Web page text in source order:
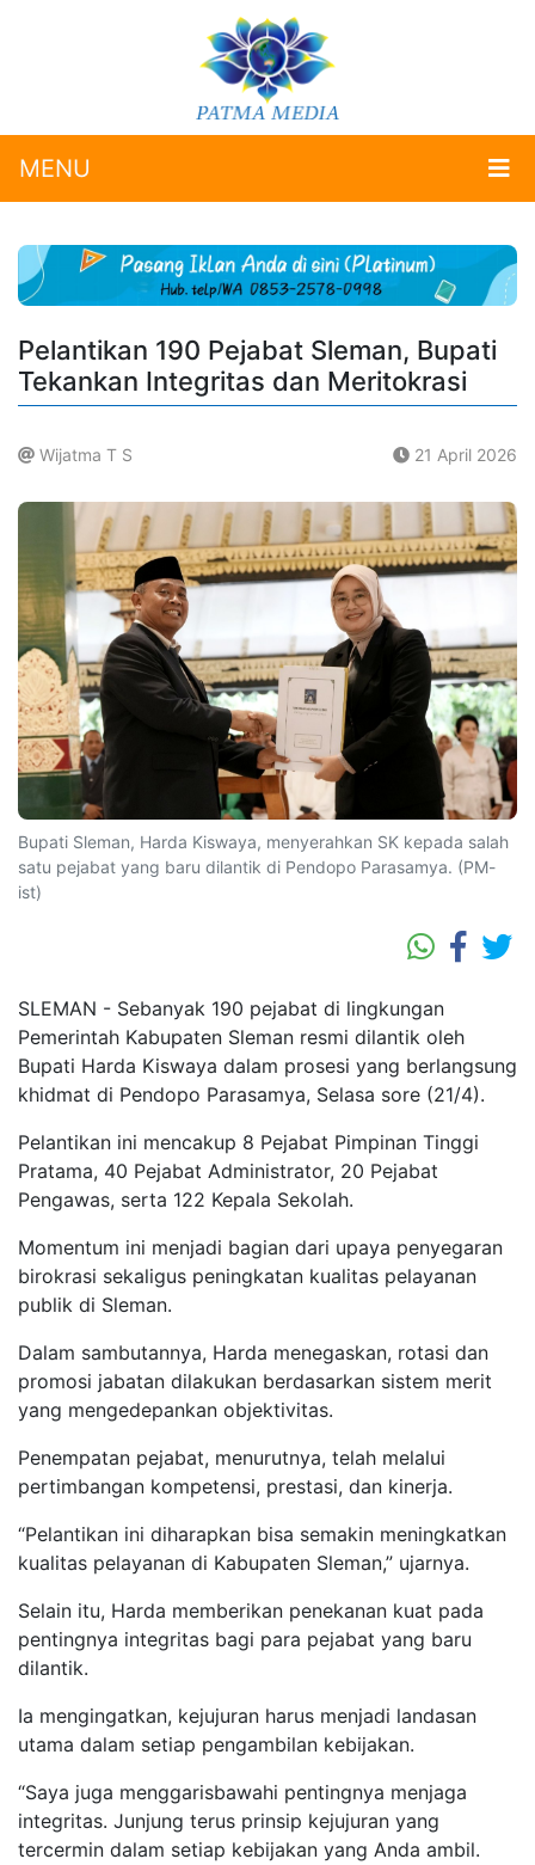
MENU
Pelantikan 190 Pejabat Sleman, Bupati
Tekankan Integritas dan Meritokrasi
Wijatma T S 21 April 2026
Bupati Sleman, Harda Kiswaya, menyerahkan SK kepada salah
satu pejabat yang baru dilantik di Pendopo Parasamya. (PM-
ist)
SLEMAN - Sebanyak 190 pejabat di lingkungan
Pemerintah Kabupaten Sleman resmi dilantik oleh
Bupati Harda Kiswaya dalam prosesi yang berlangsung
khidmat di Pendopo Parasamya, Selasa sore (21/4).
Pelantikan ini mencakup 8 Pejabat Pimpinan Tinggi
Pratama, 40 Pejabat Administrator, 20 Pejabat
Pengawas, serta 122 Kepala Sekolah.
Momentum ini menjadi bagian dari upaya penyegaran
birokrasi sekaligus peningkatan kualitas pelayanan
publik di Sleman.
Dalam sambutannya, Harda menegaskan, rotasi dan
promosi jabatan dilakukan berdasarkan sistem merit
yang mengedepankan objektivitas.
Penempatan pejabat, menurutnya, telah melalui
pertimbangan kompetensi, prestasi, dan kinerja.
“Pelantikan ini diharapkan bisa semakin meningkatkan
kualitas pelayanan di Kabupaten Sleman,” ujarnya.
Selain itu, Harda memberikan penekanan kuat pada
pentingnya integritas bagi para pejabat yang baru
dilantik.
Ia mengingatkan, kejujuran harus menjadi landasan
utama dalam setiap pengambilan kebijakan.
“Saya juga menggarisbawahi pentingnya menjaga
integritas. Junjung terus prinsip kejujuran yang
tercermin dalam setiap kebijakan yang Anda ambil.